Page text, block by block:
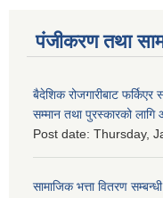
पंजीकरण तथा
बैदेशिक रोजगारीबाट फर्किएर
सम्मान तथा पुरस्कारको
Post date: Thursday,
सामाजिक भत्ता वितरण